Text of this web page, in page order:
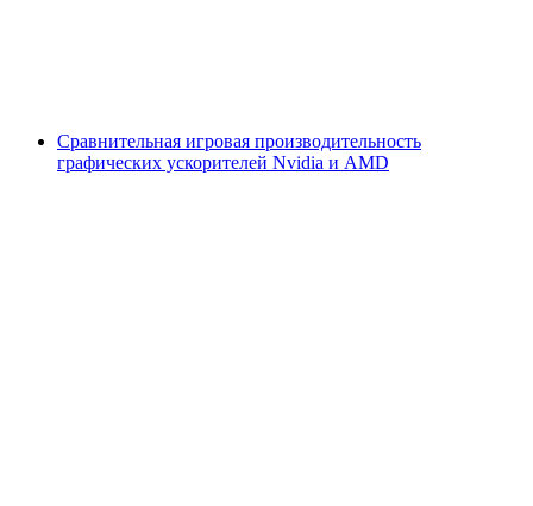
Сравнительная игровая производительность
графических ускорителей Nvidia и AMD